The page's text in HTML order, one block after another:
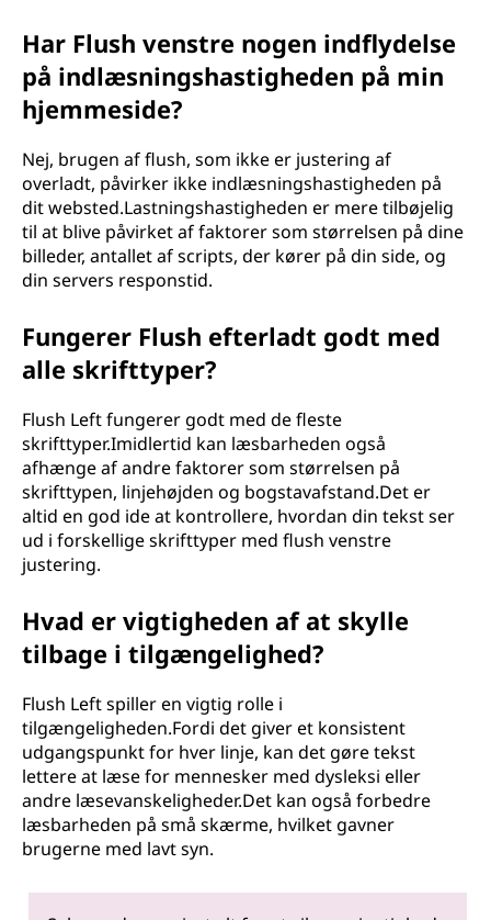
Har Flush venstre nogen indflydelse
på indlæsningshastigheden på min
hjemmeside?
Nej, brugen af flush, som ikke er justering af
overladt, påvirker ikke indlæsningshastigheden på
dit websted.Lastningshastigheden er mere tilbøjelig
til at blive påvirket af faktorer som størrelsen på dine
billeder, antallet af scripts, der kører på din side, og
din servers responstid.
Fungerer Flush efterladt godt med
alle skrifttyper?
Flush Left fungerer godt med de fleste
skrifttyper.Imidlertid kan læsbarheden også
afhænge af andre faktorer som størrelsen på
skrifttypen, linjehøjden og bogstavafstand.Det er
altid en god ide at kontrollere, hvordan din tekst ser
ud i forskellige skrifttyper med flush venstre
justering.
Hvad er vigtigheden af at skylle
tilbage i tilgængelighed?
Flush Left spiller en vigtig rolle i
tilgængeligheden.Fordi det giver et konsistent
udgangspunkt for hver linje, kan det gøre tekst
lettere at læse for mennesker med dysleksi eller
andre læsevanskeligheder.Det kan også forbedre
læsbarheden på små skærme, hvilket gavner
brugerne med lavt syn.